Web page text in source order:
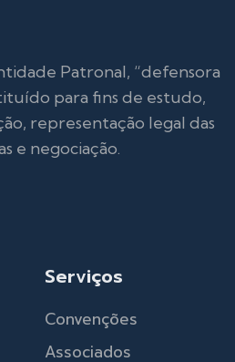
Patronal, “defensora
para fins de estudo,
representação legal das
e negociação.
Serviços
Convenções
Associados